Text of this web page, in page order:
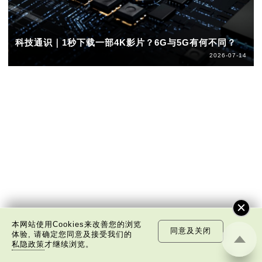
科技通识｜1秒下载一部4K影片？6G与5G有何不同？
2026-07-14
本网站使用Cookies来改善您的浏览
体验, 请确定您同意及接受我们的
私隐政策才继续浏览。
同意及关闭